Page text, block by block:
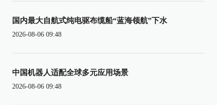
国内最大自航式纯电驱布缆船“蓝海领航”下水
2026-08-06 09:48
中国机器人适配全球多元应用场景
2026-08-06 09:48